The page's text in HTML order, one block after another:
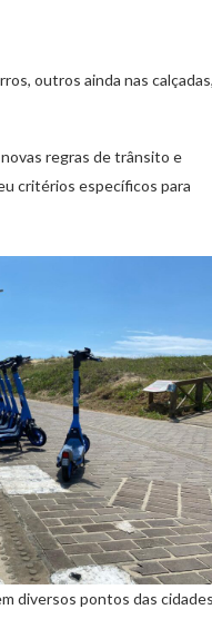
outros ainda nas calçadas,
regras de trânsito e
critérios específicos para
diversos pontos das cidades